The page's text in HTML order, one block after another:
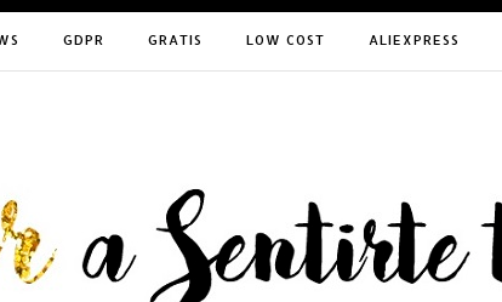
GDPR GRATIS LOW COST ALIEXPRESS